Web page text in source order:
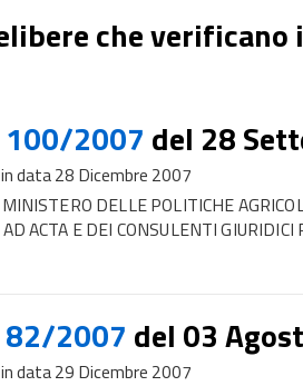
che
100/2007 del 28
data 28 Dicembre 2007
DELLE POLITICHE
ACTA E DEI CONSULENTI
82/2007 del 03
data 29 Dicembre 2007